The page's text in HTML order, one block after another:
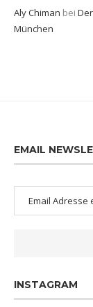
Aly Chiman bei
München
EMAIL
INSTAGRAM